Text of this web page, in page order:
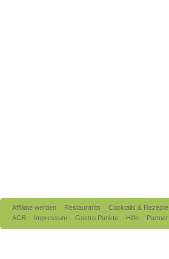
Affiliate werden Restaurants
Cocktails & Rezepte
AGB
Impressum Gastro Punkte Hilfe Partner